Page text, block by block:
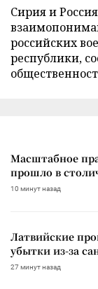
Сирия и
российских
республики,
Масштабное
прошло в
10 минут назад
Латвийские
убытки из-за
27 минут назад